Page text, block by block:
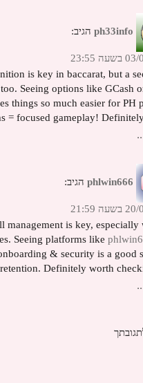
ph33info הגיב:
23:55
is key in baccarat, but a
Seeing options like GCash
things so much easier for PH
= focused gameplay!
phlwin666 הגיב:
21:59
management is key, especially
Seeing platforms like
& security is a good
Definitely worth